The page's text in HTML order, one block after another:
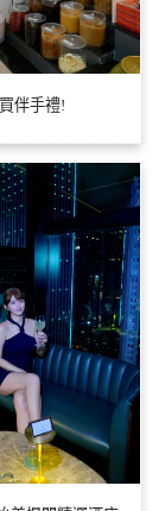
伴手禮!